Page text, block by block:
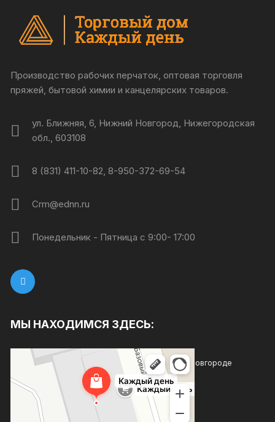
Производство рабочих перчаток, оптовая торговля
пряжей, бытовой химии и канцелярских товаров.
ул. Ближняя, 6, Нижний Новгород, Нижегородская
обл., 603108
8 (831) 411-10-82, 8-950-372-69-54
Crm@ednn.ru
Понедельник - Пятница с 9:00- 17:00
МЫ НАХОДИМСЯ ЗДЕСЬ:
Каждый день
Магазин хозтоваров и бытовой химии в Нижнем Новгороде
Товары для дома в Нижнем Новгороде